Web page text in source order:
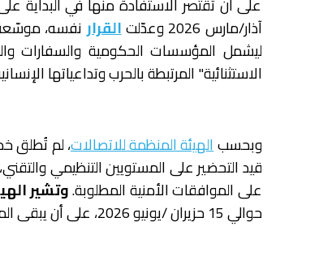
آذار/مارس 2026 وعدّلت
القرار نفسه،
ليشمل المؤسسات الحكومية والسفارات
الاستثنائية" المرتبطة بالحرب وتداعياتها
وبحسبالهيئة المنظمة للاتصالات، لم تُطلق
قيد التحضير على المستويين التنظيمي
على الموافقات الأمنية المطلوبة.وتشير
حوالي 15 حزيران /يونيو 2026، على أن يبقى الموعد النهائي رهنًا بالتأكيد الرسمي الصادر عنها.